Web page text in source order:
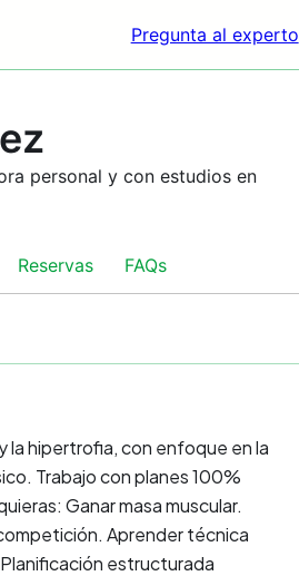
Pregunta al experto
personal y con estudios en
Reservas FAQs
la hipertrofia, con enfoque en la
Trabajo con planes 100%
Ganar masa muscular.
Aprender técnica
estructurada